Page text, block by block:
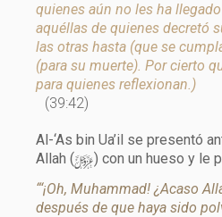
quienes aún no les ha
aquéllas de quienes decretó
las otras hasta (que se
(para su muerte). Por cierto
para quienes reflexionan.)
(39:42)
Al-‘As bin Ua’il se presentó
Allah (y) con un hueso y le
“‘¡Oh, Muhammad! ¿Acaso
después de que haya sido